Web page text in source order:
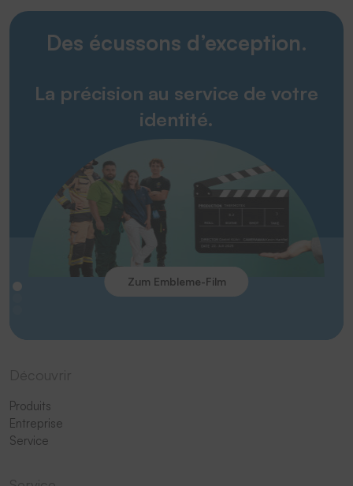
Des écussons d’exception.
La précision au service de votre
identité.
Zum Embleme-Film
Produits
Entreprise
Service